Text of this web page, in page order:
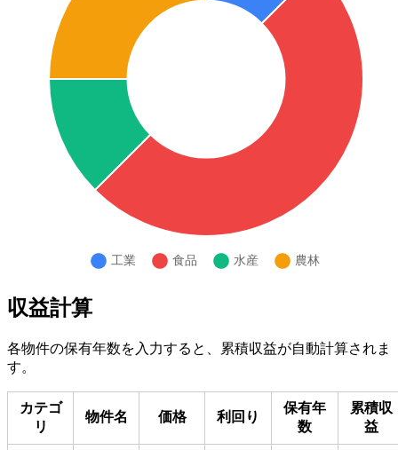
収益計算
各物件の保有年数を入力すると、累積収益が自動計算されま
す。
カテゴ
リ
物件名 価格 利回り
保有年
数
累積収
益